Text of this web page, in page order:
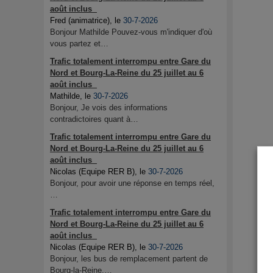
août inclus
Fred (animatrice), le 30-7-2026
Bonjour Mathilde Pouvez-vous m'indiquer d'où
vous partez et…
Trafic totalement interrompu entre Gare du
Nord et Bourg-La-Reine du 25 juillet au 6
août inclus
Mathilde, le 30-7-2026
Bonjour, Je vois des informations
contradictoires quant à…
Trafic totalement interrompu entre Gare du
Nord et Bourg-La-Reine du 25 juillet au 6
août inclus
Nicolas (Equipe RER B), le 30-7-2026
Bonjour, pour avoir une réponse en temps réel,
…
Trafic totalement interrompu entre Gare du
Nord et Bourg-La-Reine du 25 juillet au 6
août inclus
Nicolas (Equipe RER B), le 30-7-2026
Bonjour, les bus de remplacement partent de
Bourg-la-Reine.…